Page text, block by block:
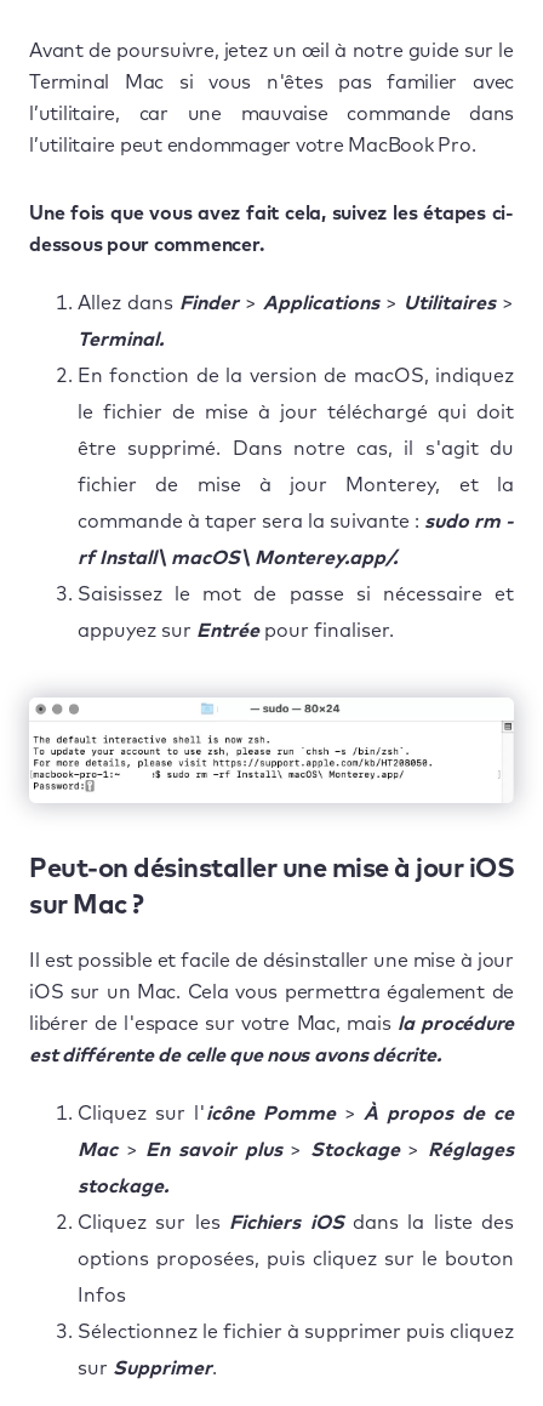
Avant de poursuivre, jetez un œil à notre guide sur le
Terminal Mac si vous n'êtes pas familier avec
l’utilitaire, car une mauvaise commande dans
l’utilitaire peut endommager votre MacBook Pro.
Une fois que vous avez fait cela, suivez les étapes ci-
dessous pour commencer.
Allez dans Finder> Applications> Utilitaires>
Terminal.
En fonction de la version de macOS, indiquez
le fichier de mise à jour téléchargé qui doit
être supprimé. Dans notre cas, il s'agit du
fichier de mise à jour Monterey, et la
commande à taper sera la suivante : sudo rm -
rf Install\ macOS\ Monterey.app/.
Saisissez le mot de passe si nécessaire et
appuyez sur Entréepour finaliser.
Peut-on désinstaller une mise à jour iOS
sur Mac ?
Il est possible et facile de désinstaller une mise à jour
iOS sur un Mac. Cela vous permettra également de
libérer de l'espace sur votre Mac, mais la procédure
est différente de celle que nous avons décrite.
Cliquez sur l'icône Pomme> À propos de ce
Mac> En savoir plus> Stockage> Réglages
stockage.
Cliquez sur les Fichiers iOS dans la liste des
options proposées, puis cliquez sur le bouton
Infos
Sélectionnez le fichier à supprimer puis cliquez
sur Supprimer.